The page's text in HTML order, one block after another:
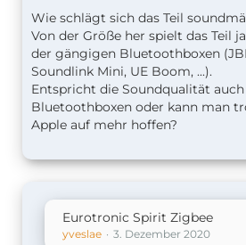
Wie schlägt sich das Teil
Von der Größe her spielt das Teil
der gängigen Bluetoothboxen
Soundlink Mini, UE Boom, ...).
Entspricht die Soundqualität
Bluetoothboxen oder kann man
Apple auf mehr hoffen?
Eurotronic Spirit Zigbee
yveslae 3. Dezember 2020